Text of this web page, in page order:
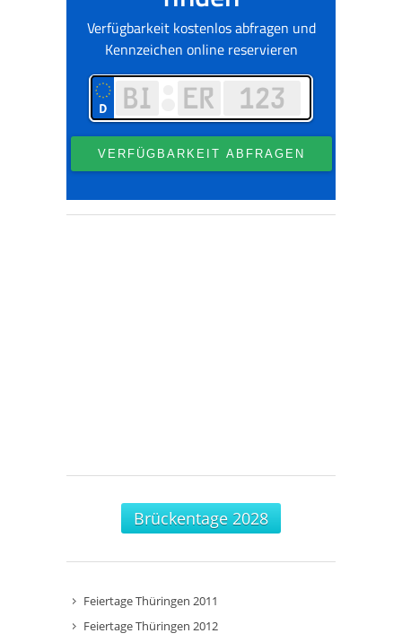
Brückentage 2028
Feiertage Thüringen 2011
Feiertage Thüringen 2012